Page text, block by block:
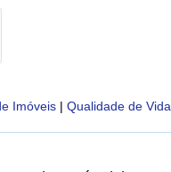
Imóveis | Qualidade de Vida